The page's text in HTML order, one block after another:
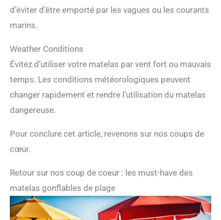
d’éviter d’être emporté par les vagues ou les courants
marins.
Weather Conditions
Évitez d’utiliser votre matelas par vent fort ou mauvais
temps. Les conditions météorologiques peuvent
changer rapidement et rendre l’utilisation du matelas
dangereuse.
Pour conclure cet article, revenons sur nos coups de
cœur.
Retour sur nos coup de coeur : les must-have des
matelas gonflables de plage